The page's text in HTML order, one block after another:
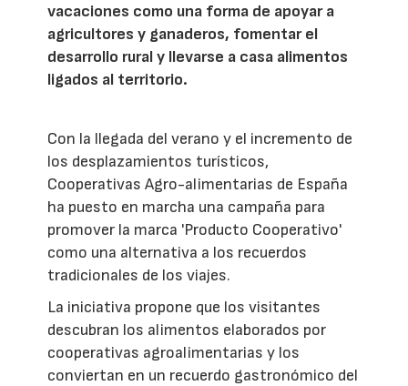
vacaciones como una forma de apoyar a
agricultores y ganaderos, fomentar el
desarrollo rural y llevarse a casa alimentos
ligados al territorio.
Con la llegada del verano y el incremento de
los desplazamientos turísticos,
Cooperativas Agro-alimentarias de España
ha puesto en marcha una campaña para
promover la marca 'Producto Cooperativo'
como una alternativa a los recuerdos
tradicionales de los viajes.
La iniciativa propone que los visitantes
descubran los alimentos elaborados por
cooperativas agroalimentarias y los
conviertan en un recuerdo gastronómico del